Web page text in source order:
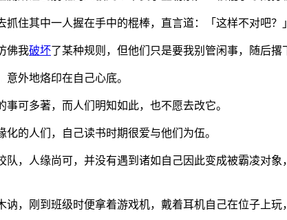
住其中一人握在手中的棍棒，直言道：「这样不对吧？」
佛我破坏了某种规则，但他们只是要我别管闲事，随后
外地烙印在自己心底。
可多著，而人们明知如此，也不愿去改它。
的人们，自己读书时期很爱与他们为伍。
队，人缘尚可，并没有遇到诸如自己因此变成被霸凌对
，刚到班级时便拿着游戏机，戴着耳机自己在位子上玩